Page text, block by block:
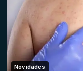
Novidades